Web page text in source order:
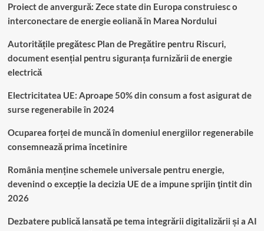
Proiect de anvergură: Zece state din Europa construiesc o
interconectare de energie eoliană în Marea Nordului
Autoritățile pregătesc Plan de Pregătire pentru Riscuri,
document esențial pentru siguranța furnizării de energie
electrică
Electricitatea UE: Aproape 50% din consum a fost asigurat de
surse regenerabile în 2024
Ocuparea forței de muncă în domeniul energiilor regenerabile
consemnează prima încetinire
România menține schemele universale pentru energie,
devenind o excepție la decizia UE de a impune sprijin ţintit din
2026
Dezbatere publică lansată pe tema integrării digitalizării și a AI